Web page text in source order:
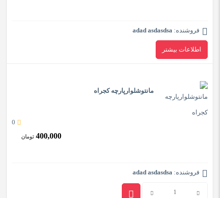
فروشنده: adad asdasdsa
اطلاعات بیشتر
مانتوشلوارپارچه کجراه
0
400,000 تومان
فروشنده: adad asdasdsa
مانتوشلوارپارچه